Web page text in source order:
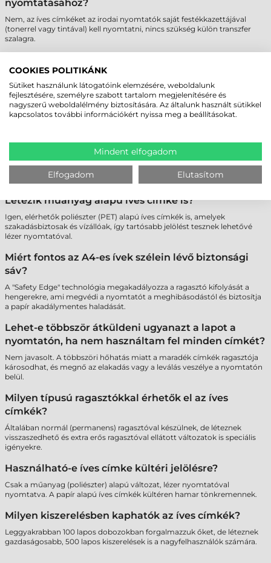
nyomtatásához?
Nem, az íves címkéket az irodai nyomtatók saját festékkazettájával
(tonerrel vagy tintával) kell nyomtatni, nincs szükség külön transzfer
szalagra.
képet az A4-es íven?
A legnépszerűbb szoftverek (pl. MS Word) tartalmaznak előre beállított
sablonokat a legtöbb mérethez. Emellett számos ingyenes online
tervező is elérhető a pontos pozicionáláshoz.
belsejében a hőtől?
A minőségi íves címkék ragasztója speciálisan hőálló, így a lézer
nyomtatók fixálóműve nem tesz kárt bennük, és nem okoz
ragasztómaradványokat a gépben.
Létezik műanyag alapú íves címke is?
Igen, elérhetők poliészter (PET) alapú íves címkék is, amelyek
szakadásbiztosak és vízállóak, így tartósabb jelölést tesznek lehetővé
lézer nyomtatóval.
Miért fontos az A4-es ívek szélein lévő biztonsági
sáv?
A "Safety Edge" technológia megakadályozza a ragasztó kifolyását a
hengerekre, ami megvédi a nyomtatót a meghibásodástól és biztosítja
a papír akadálymentes haladását.
Lehet-e többször átküldeni ugyanazt a lapot a
nyomtatón, ha nem használtam fel minden címkét?
Nem javasolt. A többszöri hőhatás miatt a maradék címkék ragasztója
károsodhat, és megnő az elakadás vagy a leválás veszélye a nyomtatón
belül.
Milyen típusú ragasztókkal érhetők el az íves
címkék?
Általában normál (permanens) ragasztóval készülnek, de léteznek
visszaszedhető és extra erős ragasztóval ellátott változatok is speciális
igényekre.
Használható-e íves címke kültéri jelölésre?
Csak a műanyag (poliészter) alapú változat, lézer nyomtatóval
nyomtatva. A papír alapú íves címkék kültéren hamar tönkremennek.
Milyen kiszerelésben kaphatók az íves címkék?
Leggyakrabban 100 lapos dobozokban forgalmazzuk őket, de léteznek
gazdaságosabb, 500 lapos kiszerelések is a nagyfelhasználók számára.
COOKIES POLITIKÁNK
Sütiket használunk látogatóink elemzésére, weboldalunk
fejlesztésére, személyre szabott tartalom megjelenítésére és
nagyszerű weboldalélmény biztosítására. Az általunk használt sütikkel
kapcsolatos további információkért nyissa meg a beállításokat.
Mindent elfogadom
Elfogadom Elutasítom